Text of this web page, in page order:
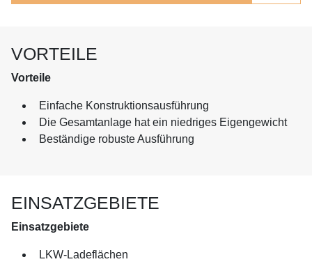
VORTEILE
Vorteile
Einfache Konstruktionsausführung
Die Gesamtanlage hat ein niedriges Eigengewicht
Beständige robuste Ausführung
EINSATZGEBIETE
Einsatzgebiete
LKW-Ladeflächen